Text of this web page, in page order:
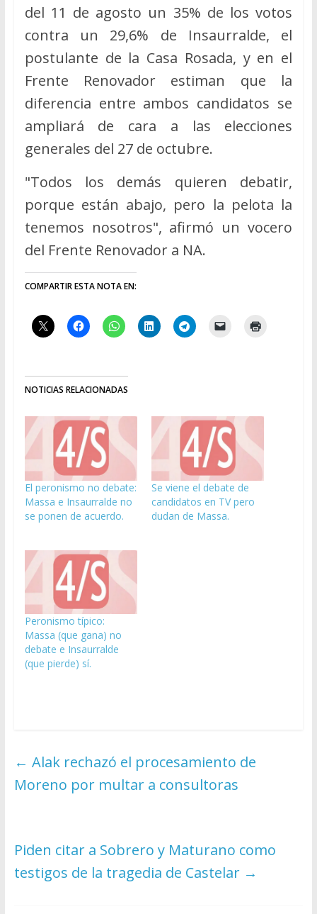
del 11 de agosto un 35% de los votos
contra un 29,6% de Insaurralde, el
postulante de la Casa Rosada, y en el
Frente Renovador estiman que la
diferencia entre ambos candidatos se
ampliará de cara a las elecciones
generales del 27 de octubre.
"Todos los demás quieren debatir,
porque están abajo, pero la pelota la
tenemos nosotros", afirmó un vocero
del Frente Renovador a NA.
COMPARTIR ESTA NOTA EN:
NOTICIAS RELACIONADAS
El peronismo no debate:
Massa e Insaurralde no
se ponen de acuerdo.
Se viene el debate de
candidatos en TV pero
dudan de Massa.
Peronismo típico:
Massa (que gana) no
debate e Insaurralde
(que pierde) sí.
← Alak rechazó el procesamiento de
Moreno por multar a consultoras
Piden citar a Sobrero y Maturano como
testigos de la tragedia de Castelar →